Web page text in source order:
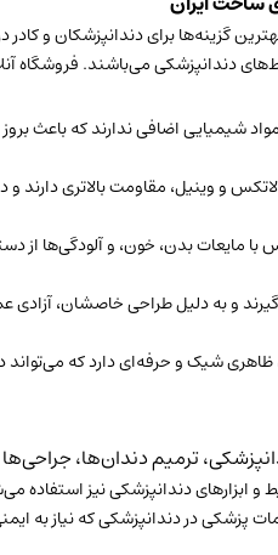
پودر دندانپزشکی نیتکس بسته 150 عددی یکی از
دندانپزشکی می‌باشند. فروشگاه
شیمیایی اضافی ندارند که باعث
مقاومت بالاتری دارند و در
با مایعات بدن، خون، و آلودگی‌ها از
و به دلیل طراحی خاصشان، آزادی
شیک و حرفه‌ای دارد که می‌تواند
ترمیم دندان‌ها،
دندانپزشکی نیز استفاده
پزشکی در دندانپزشکی که نیاز به